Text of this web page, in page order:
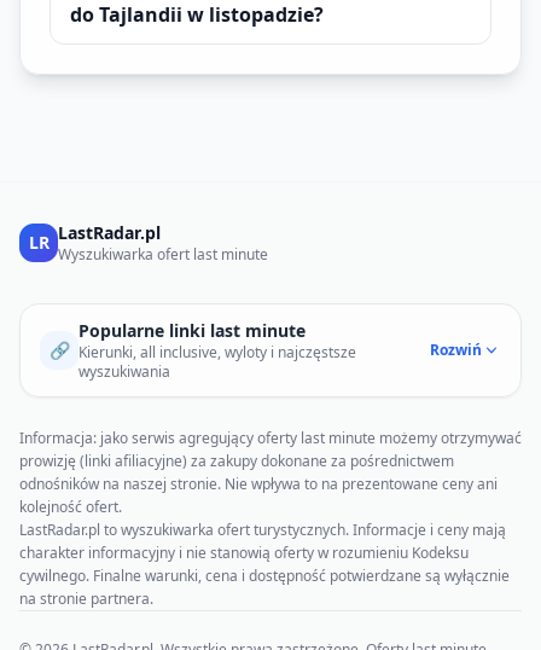
do Tajlandii w listopadzie?
LR LastRadar.pl
Wyszukiwarka ofert last minute
🔗
Popularne linki last minute
Kierunki, all inclusive, wyloty i najczęstsze
wyszukiwania
Rozwiń
Informacja: jako serwis agregujący oferty last minute możemy otrzymywać
prowizję (linki afiliacyjne) za zakupy dokonane za pośrednictwem
odnośników na naszej stronie. Nie wpływa to na prezentowane ceny ani
kolejność ofert.
LastRadar.pl to wyszukiwarka ofert turystycznych. Informacje i ceny mają
charakter informacyjny i nie stanowią oferty w rozumieniu Kodeksu
cywilnego. Finalne warunki, cena i dostępność potwierdzane są wyłącznie
na stronie partnera.